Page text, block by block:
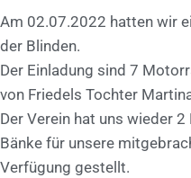
Am 02.07.2022 hatten wir
der Blinden.
Der Einladung sind 7
von Friedels Tochter
Der Verein hat uns wieder
Bänke für unsere
Verfügung gestellt.